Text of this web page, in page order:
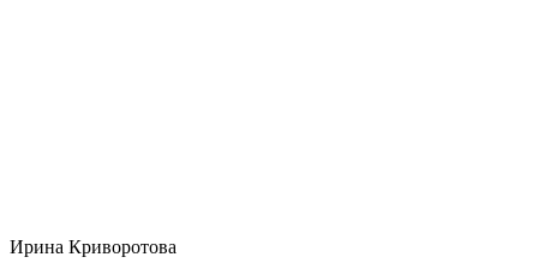
Ирина Криворотова